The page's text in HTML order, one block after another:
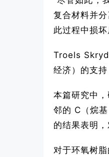
复合材料并
此过程中损坏
Troels
经济）的支
本篇研究中
邻的 C（烷
的结果表明
对于环氧树